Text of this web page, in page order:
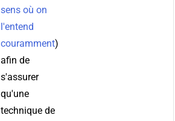
sens où on
l'entend
couramment)
afin de
s'assurer
qu'une
technique de